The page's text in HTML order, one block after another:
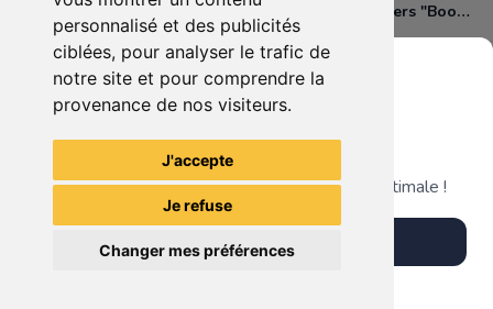
personnalisé et des publicités
ciblées, pour analyser le trafic de
notre site et pour comprendre la
provenance de nos visiteurs.
J'accepte
Je refuse
Changer mes préférences
Figurine Skylanders "Free Ranger - Swap Force" Figurine Skylanders "Boom Jet - Swap Force"
Voir tous les articles du vendeur
Grenier du Geek
Télécharge notre app pour une expérience optimale !
Télécharger l'app